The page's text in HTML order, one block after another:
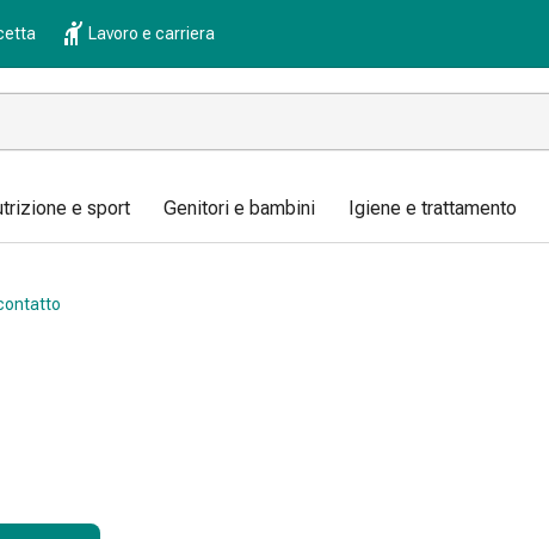
Lavoro e carriera
e sport Genitori e bambini Igiene e trattamento